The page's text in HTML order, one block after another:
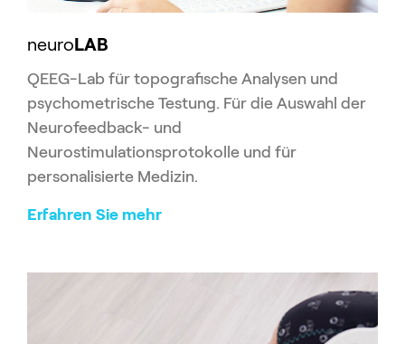
neuroLAB
QEEG-Lab für topografische Analysen und
psychometrische Testung. Für die Auswahl der
Neurofeedback- und
Neurostimulationsprotokolle und für
personalisierte Medizin.
Erfahren Sie mehr